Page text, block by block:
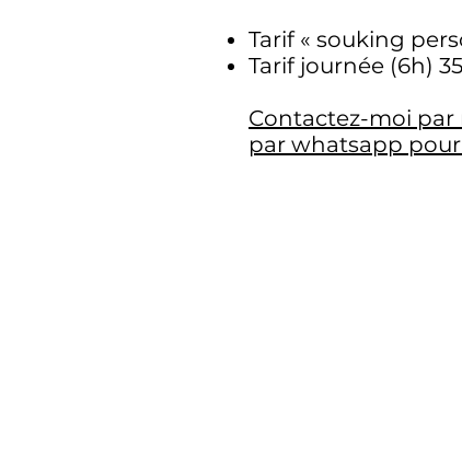
Tarif « souking
Tarif journée (6h)
Contactez-moi par
par whatsapp